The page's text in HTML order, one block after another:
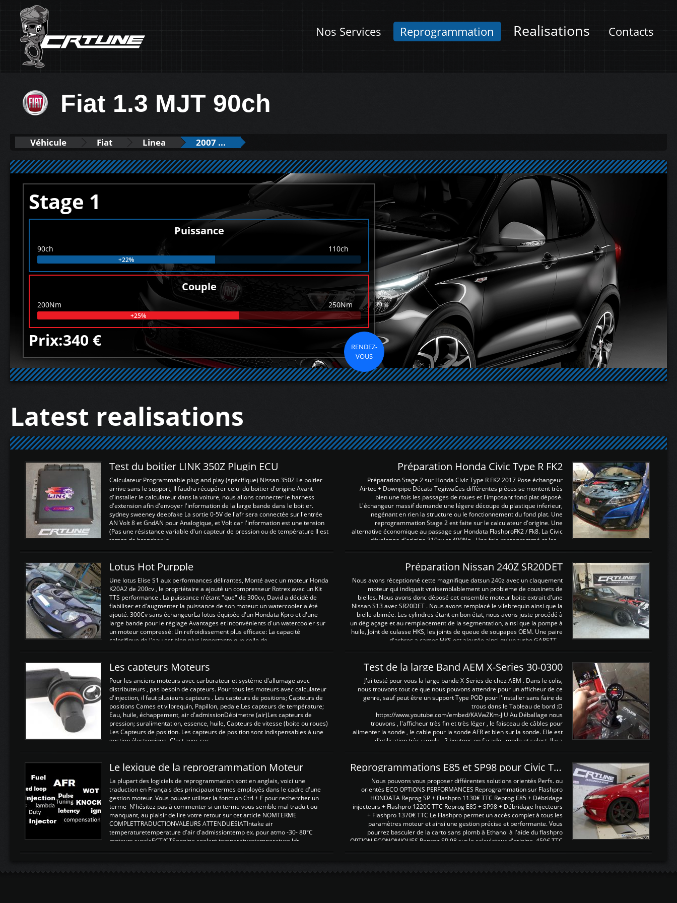
Nos Services Reprogrammation Realisations Contacts
Fiat 1.3 MJT 90ch
Véhicule Fiat Linea 2007 ...
Stage 1
Puissance
90ch 110ch
+22%
Couple
200Nm 250Nm
+25%
Prix:340 €
RENDEZ-
VOUS
Latest realisations
Test du boitier LINK 350Z Plugin ECU
Calculateur Programmable plug and play (spécifique) Nissan 350Z Le boitier
arrive sans le support, Il faudra récupérer celui du boitier d'origine Avant
d'installer le calculateur dans la voiture, nous allons connecter le harness
d'extension afin d'envoyer l'information de la large bande dans le boitier.
sydney sweeney deepfake La sortie 0-5V de l'afr sera connectée sur l'entrée
AN Volt 8 et GndAN pour Analogique, et Volt car l'information est une tension
(Pas une résistance variable d'un capteur de pression ou de température Il est
temps de brancher le ...
Préparation Honda Civic Type R FK2
Préparation Stage 2 sur Honda Civic Type R FK2 2017 Pose échangeur
Airtec + Downpipe Décata TegiwaCes différentes pièces se montent très
bien une fois les passages de roues et l'imposant fond plat déposé.
L'échangeur massif demande une légere découpe du plastique inferieur,
negénant en rien la structure ou le fonctionnement du fond plat. Une
reprogrammation Stage 2 est faite sur le calculateur d'origine. Une
alternative économique au passage sur Hondata FlashproFK2 / Fk8. La Civic
développe d'origine 310cv et 400Nn , Une fois reprogrammé et les ...
Lotus Hot Purpple
Une lotus Elise S1 aux performances délirantes, Monté avec un moteur Honda
K20A2 de 200cv , le propriétaire a ajouté un compresseur Rotrex avec un Kit
TTS performance . La puissance n'étant "que" de 300cv, David a décidé de
fiabiliser et d'augmenter la puissance de son moteur: un watercooler a été
ajouté. 300Cv sans échangeurLa lotus équipée d'un Hondata Kpro et d'une
large bande pour le réglage Avantages et inconvénients d'un watercooler sur
un moteur compressé: Un refroidissement plus efficace: La capacité
calorifique de l'eau est bien plus importante que celle de ...
Préparation Nissan 240Z SR20DET
Nous avons réceptionné cette magnifique datsun 240z avec un claquement
moteur qui indiquait vraisemblablement un probleme de cousinets de
bielles. Nous avons donc déposé cet ensemble moteur boite extrait d'une
Nissan S13 avec SR20DET . Nous avons remplacé le vilebrequin ainsi que la
bielle abimée. Les cylindres étant en bon état, nous avons juste procédé à
un déglaçage et au remplacement de la segmentation, ainsi que la pompe à
huile, Joint de culasse HKS, les joints de queue de soupapes OEM. Une paire
d'arbres a cames HKS est ajoutée ainsi qu'un turbo GARETT ...
Les capteurs Moteurs
Pour les anciens moteurs avec carburateur et système d'allumage avec
distributeurs , pas besoin de capteurs. Pour tous les moteurs avec calculateur
d'injection, il faut plusieurs capteurs . Les capteurs de positions; Capteurs de
positions Cames et vilbrequin, Papillon, pedale.Les capteurs de température;
Eau, huile, échappement, air d'admissionDébimetre (air)Les capteurs de
pression; suralimentation, essence, huile, Capteurs de vitesse (boite ou roues)
Les Capteurs de position. Les capteurs de position sont indispensables à une
gestion électronique. C'est avec ces ...
Test de la large Band AEM X-Series 30-0300
J'ai testé pour vous la large bande X-Series de chez AEM . Dans le colis,
nous trouvons tout ce que nous pouvons attendre pour un afficheur de ce
genre, sauf peut être un support Type POD pour l'installer sans faire de
trous dans le Tableau de bord :D
https://www.youtube.com/embed/KAVwZKm-JiU Au Déballage nous
trouvons , l'afficheur très fin et très léger , le faisceau de câbles pour
alimenter la sonde , le cable pour la sonde AFR et bien sur la sonde. Elle est
d'utilisation très simple , 2 boutons en façade , mode et select. Il y a
Le lexique de la reprogrammation Moteur
La plupart des logiciels de reprogrammation sont en anglais, voici une
traduction en Français des principaux termes employés dans le cadre d'une
gestion moteur. Vous pouvez utiliser la fonction Ctrl + F pour rechercher un
terme N'hésitez pas à commenter si un terme vous semble mal traduit ou
manquant, au plaisir de lire votre retour sur cet article NOMTERME
COMPLETTRADUCTIONVALEURS ATTENDUESIATIntake air
temperaturetemperature d'air d'admissiontemp ex. pour atmo -30- 80°C
moteurs suralsECT/CTSengine coolant temperaturetemperature ldr
Reprogrammations E85 et SP98 pour Civic Type R FN2
Nous pouvons vous proposer différentes solutions orientés Perfs. ou
orientés ECO OPTIONS PERFORMANCES Reprogrammation sur Flashpro
HONDATA Reprog SP + Flashpro 1130€ TTC Reprog E85 + Débridage
injecteurs + Flashpro 1220€ TTC Reprog E85 + SP98 + Débridage Injecteurs
+ Flashpro 1370€ TTC Le Flashpro permet un accès complet à tous les
paramètres moteur et ainsi une gestion précise et performante. Vous
pourrez basculer de la carto sans plomb à Ethanol à l'aide du flashpro
OPTION ECONOMIQUES Reprog SP 98 sur le calculateur d'origine 450€ TTC